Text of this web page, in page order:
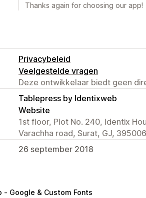
Thanks again for choosing our app!
Privacybeleid
Veelgestelde vragen
Deze ontwikkelaar biedt geen
Tablepress by Identixweb
Website
1st floor, Plot No. 240, Identix
Varachha road, Surat, GJ,
26 september 2018
‑ Google & Custom Fonts